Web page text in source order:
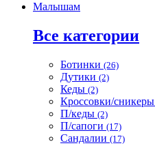
Малышам
Все категории
Ботинки (26)
Дутики (2)
Кеды (2)
Кроссовки/сникеры
П/кеды (2)
П/сапоги (17)
Сандалии (17)